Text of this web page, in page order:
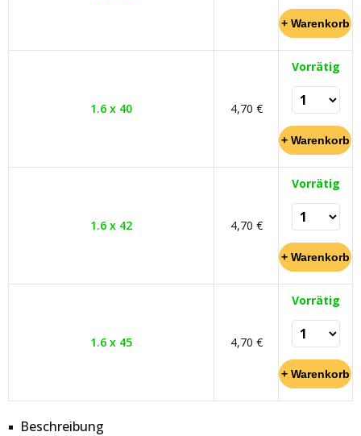
1.6 x 40 4,70 €
Vorrätig
1.6 x 42 4,70 €
Vorrätig
1.6 x 45 4,70 €
Vorrätig
Beschreibung